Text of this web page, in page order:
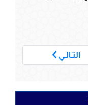
التـالـي